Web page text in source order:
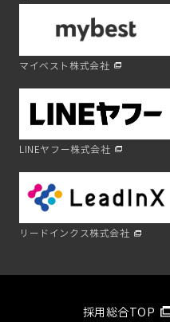
マイベスト株式会社
LINEヤフー株式会社
リードインクス株式会社
採用総合TOP